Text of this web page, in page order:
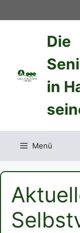
Inhalt
Die
in
Menü